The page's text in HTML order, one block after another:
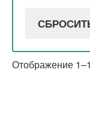
150
54,1
56,1
116.5
135
30
Отображение